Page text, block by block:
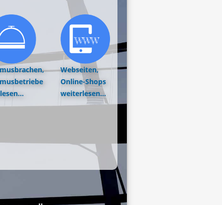
Webseiten,
Online-Shops
weiterlesen...